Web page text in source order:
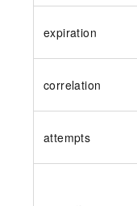
expiration
correlation
attempts